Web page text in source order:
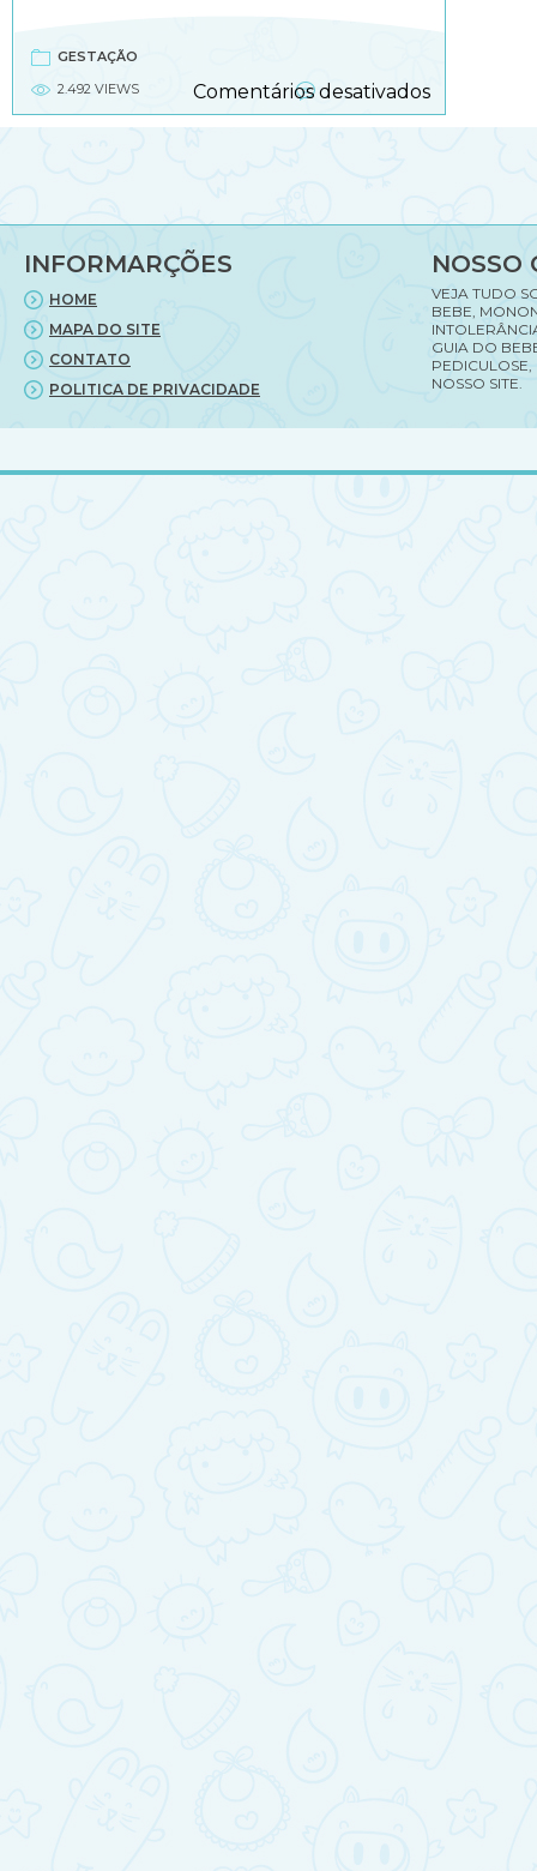
GESTAÇÃO
2.492 VIEWS
Comentários desativadosem
A
na
gestação
INFORMARÇÕES
HOME
MAPA DO SITE
CONTATO
POLITICA DE PRIVACIDADE
NOSSO
VEJA TUDO
BEBE,
GUIA DO
PEDICULOSE,
NOSSO SITE.